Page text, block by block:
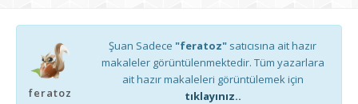
EDITÖRLÜK
BACKLINK
YAZARLAR
feratoz
Şuan Sadece "feratoz" satıcısına ait hazır
makaleler görüntülenmektedir. Tüm yazarlara
ait hazır makaleleri görüntülemek için
tıklayınız..